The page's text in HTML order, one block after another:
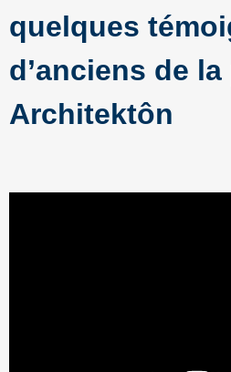
quelques
d’anciens de
Architektôn